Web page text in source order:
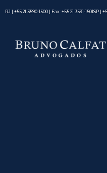
RJ | +55 21 3590-1500 | Fax: +55 21 3591-1501SP |